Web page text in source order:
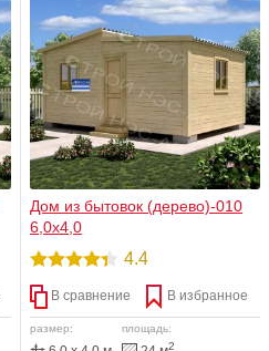
минимум места, что в наше время
(учитывая стоимость земли)
немаловажно.
Дом из бытовок (дерево)-010
6,0х4,0
4.4
В сравнение В избранное
размер: площадь:
2